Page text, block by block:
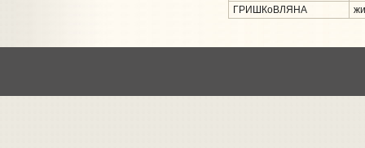
ГРИШКоВЛЯНА